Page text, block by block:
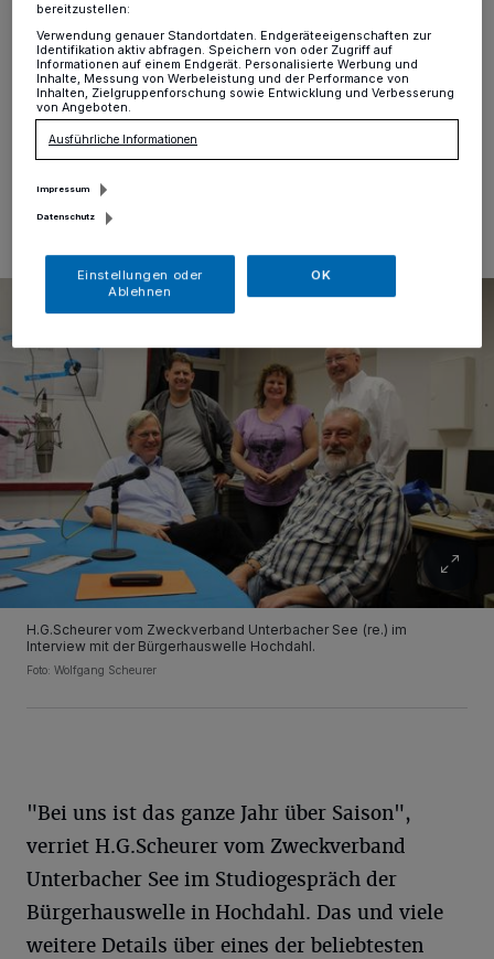
Textzeile aus einem bekannten Weihnachtslied mag für
manches ruhende Gewässer gelten, nicht aber für den
Unterbacher See.
26.10.2015 , 10:52 Uhr
H.G.Scheurer vom Zweckverband Unterbacher See (re.) im
Interview mit der Bürgerhauswelle Hochdahl.
Foto: Wolfgang Scheurer
"Bei uns ist das ganze Jahr über Saison",
verriet H.G.Scheurer vom Zweckverband
Unterbacher See im Studiogespräch der
Bürgerhauswelle in Hochdahl. Das und viele
weitere Details über eines der beliebtesten
bereitzustellen:
Verwendung genauer Standortdaten. Endgeräteeigenschaften zur
Identifikation aktiv abfragen. Speichern von oder Zugriff auf
Informationen auf einem Endgerät. Personalisierte Werbung und
Inhalte, Messung von Werbeleistung und der Performance von
Inhalten, Zielgruppenforschung sowie Entwicklung und Verbesserung
von Angeboten.
Ausführliche Informationen
Impressum
Datenschutz
Einstellungen oder
Ablehnen
OK